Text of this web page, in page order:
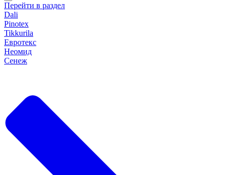
Перейти в раздел
Dali
Pinotex
Tikkurila
Евротекс
Неомид
Сенеж